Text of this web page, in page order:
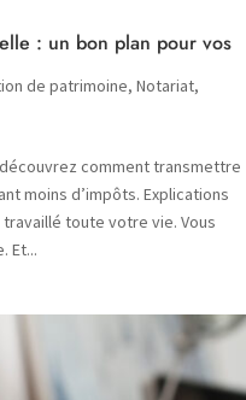
: un bon plan pour vos
de patrimoine, Notariat,
comment transmettre
moins d’impôts. Explications
toute votre vie. Vous
Et...